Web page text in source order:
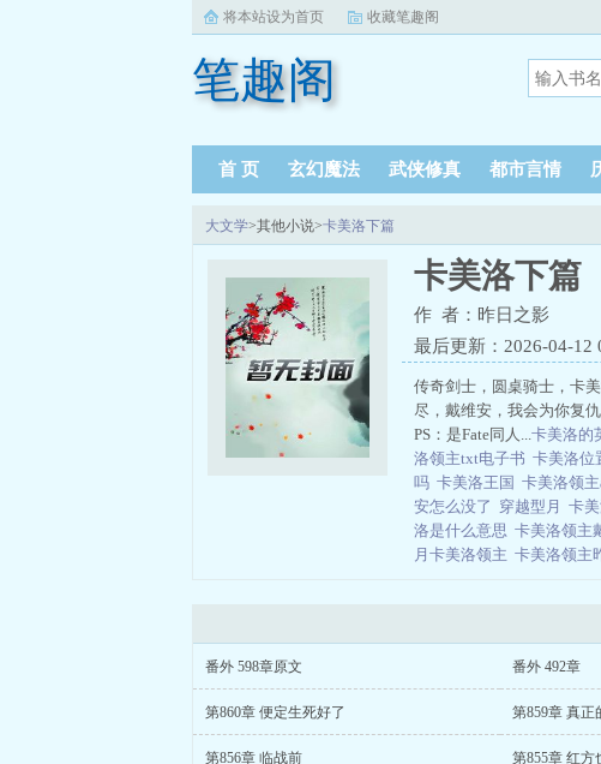
将本站设为首页 收藏笔趣阁
笔趣阁
首 页 玄幻魔法 武侠修真 都市言情
大文学>其他小说>卡美洛下篇
卡美洛下篇
作 者：昨日之影
最后更新：2026-04-12
传奇剑士，圆桌骑士，卡
尽，戴维安，我会为你复
PS：是Fate同人...卡美洛的
洛领主txt电子书 卡美洛位
吗 卡美洛王国 卡美洛领
安怎么没了 穿越型月 卡
洛是什么意思 卡美洛领主
月卡美洛领主 卡美洛领主
番外 598章原文 番外 492章
第860章 便定生死好了 第859章 真正
第856章 临战前 第855章 红方